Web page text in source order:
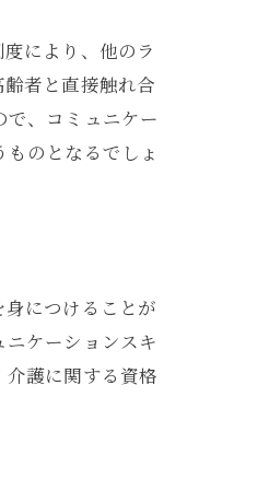
により、他のラ
者と直接触れ合
、コミュニケー
のとなるでしょ
につけることが
ケーションスキ
護に関する資格